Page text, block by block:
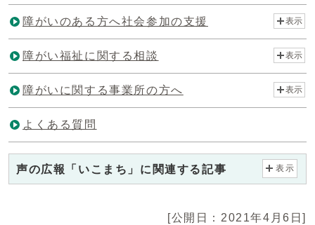
障がいのある方へ社会参加の支援 表示
障がい福祉に関する相談 表示
障がいに関する事業所の方へ 表示
よくある質問
声の広報「いこまち」に関連する記事 表示
[公開日：2021年4月6日]